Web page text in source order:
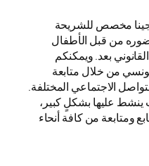
جينا مخصص للشريحة
من قبل الأطفال
بعد. ويمكنكم
من خلال متابعة
الاجتماعي المختلفة.
عليها بشكلٍ كبير،
عن 3 مليون متابع ومتابعة من كافة أنحاء